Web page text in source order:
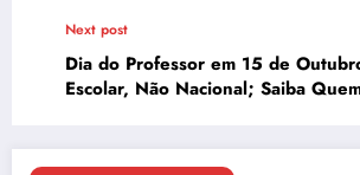
Next post
Dia do Professor em 15 de
Escolar, Não Nacional; Saiba